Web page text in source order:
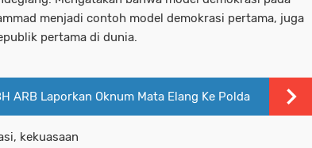
menjadi contoh model demokrasi pertama, juga
pertama di dunia.
ARB Laporkan Oknum Mata Elang Ke Polda
kekuasaan